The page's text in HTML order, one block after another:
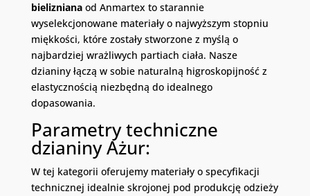
bieliznianaod Anmartex to starannie
wyselekcjonowane materiały o najwyższym stopniu
miękkości, które zostały stworzone z myślą o
najbardziej wrażliwych partiach ciała. Nasze
dzianiny łączą w sobie naturalną higroskopijność z
elastycznością niezbędną do idealnego
dopasowania.
Parametry techniczne
dzianiny Ażur:
W tej kategorii oferujemy materiały o specyfikacji
technicznej idealnie skrojonej pod produkcję odzieży